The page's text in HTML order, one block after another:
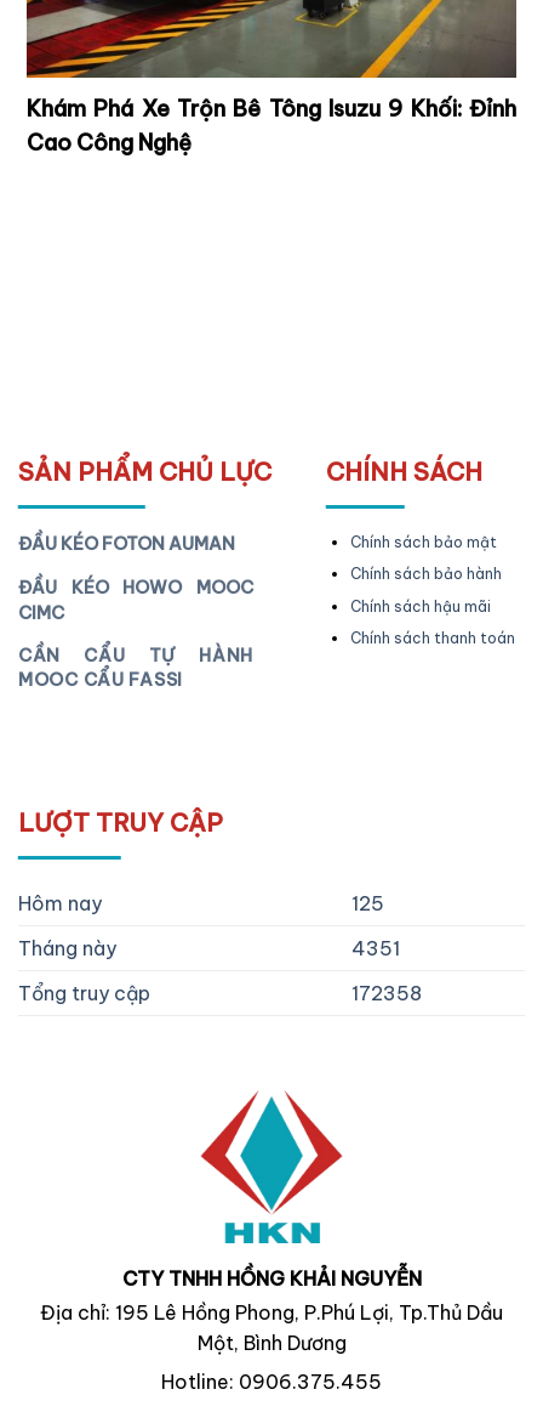
Khám Phá Xe Trộn Bê Tông Isuzu 9 Khối: Đỉnh
Cao Công Nghệ
SẢN PHẨM CHỦ LỰC
ĐẦU KÉO FOTON AUMAN
ĐẦU KÉO HOWO MOOC
CIMC
CẦN CẨU TỰ HÀNH
MOOC CẨU FASSI
CHÍNH SÁCH
Chính sách bảo mật
Chính sách bảo hành
Chính sách hậu mãi
Chính sách thanh toán
LƯỢT TRUY CẬP
Hôm nay
125
Tháng này
4351
Tổng truy cập
172358
CTY TNHH HỒNG KHẢI NGUYỄN
Địa chỉ: 195 Lê Hồng Phong, P.Phú Lợi, Tp.Thủ Dầu
Một, Bình Dương
Hotline: 0906.375.455